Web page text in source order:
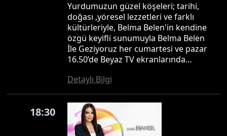
Yurdumuzun güzel köşeleri; tarihi,
doğası ,yöresel lezzetleri ve farklı
kültürleriyle, Belma Belen'in kendine
özgü keyifli sunumuyla Belma Belen
İle Geziyoruz her cumartesi ve pazar
16.50’de Beyaz TV ekranlarında…
Detaylı Bilgi
18:30